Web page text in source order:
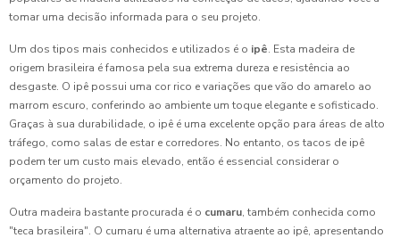
tomar uma decisão informada para o seu projeto.
Um dos tipos mais conhecidos e utilizados é o ipê. Esta madeira de
origem brasileira é famosa pela sua extrema dureza e resistência ao
desgaste. O ipê possui uma cor rico e variações que vão do amarelo ao
marrom escuro, conferindo ao ambiente um toque elegante e sofisticado.
Graças à sua durabilidade, o ipê é uma excelente opção para áreas de alto
tráfego, como salas de estar e corredores. No entanto, os tacos de ipê
podem ter um custo mais elevado, então é essencial considerar o
orçamento do projeto.
Outra madeira bastante procurada é o cumaru, também conhecida como
"teca brasileira". O cumaru é uma alternativa atraente ao ipê, apresentando